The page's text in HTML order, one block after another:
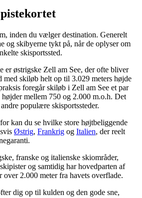
inden du vælger destination. Generelt
og skibyerne tykt på, når de oplyser om
skisportssted.
er østrigske Zell am See, der ofte bliver
med skiløb helt op til 3.029 meters højde
foregår skiløb i Zell am See et par
mellem 750 og 2.000 m.o.h. Det
populære skisportssteder.
kan du se hvilke store højtbeliggende
Østrig, Frankrig og Italien, der reelt
franske og italienske skiområder,
og samtidig har hovedparten af
over 2.000 meter fra havets overflade.
dig op til kulden og den gode sne,